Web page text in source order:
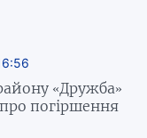
«Дружба»
погіршення